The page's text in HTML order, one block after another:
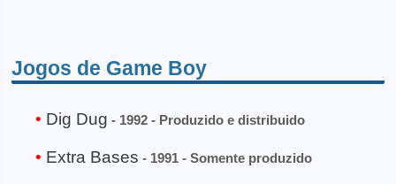
Jogos de Game Boy
Dig Dug - 1992 - Produzido e distribuido
Extra Bases - 1991 - Somente produzido